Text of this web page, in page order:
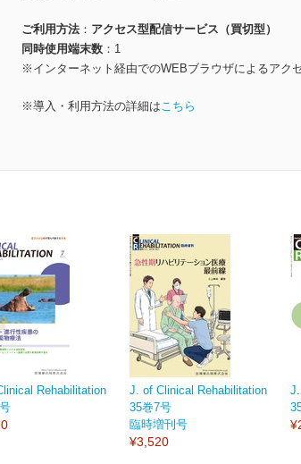
ご利用方法
アクセス型配信サービス（買切型）
同時使用端末数
1
※インターネット経由でのWEBブラウザによるアク
※導入・利用方法の詳細はこちら
Rehabilitation
J. of Clinical Rehabilitation
35巻7号
臨時増刊号
¥3,520